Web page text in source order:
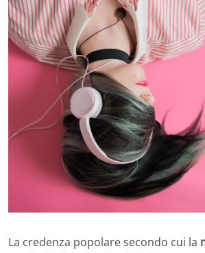
La credenza popolare secondo cui la